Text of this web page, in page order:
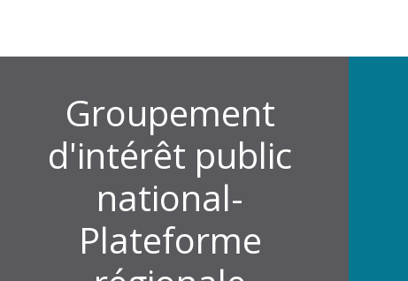
Groupement
d'intérêt public
national-
Plateforme